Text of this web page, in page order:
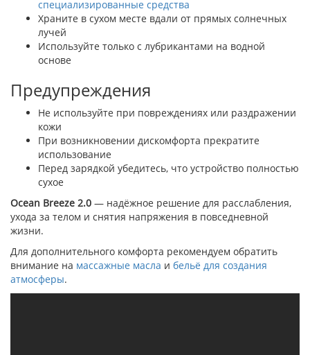
специализированные средства
Храните в сухом месте вдали от прямых солнечных
лучей
Используйте только с лубрикантами на водной
основе
Предупреждения
Не используйте при повреждениях или раздражении
кожи
При возникновении дискомфорта прекратите
использование
Перед зарядкой убедитесь, что устройство полностью
сухое
Ocean Breeze 2.0 — надёжное решение для расслабления,
ухода за телом и снятия напряжения в повседневной
жизни.
Для дополнительного комфорта рекомендуем обратить
внимание на массажные масла и бельё для создания
атмосферы.